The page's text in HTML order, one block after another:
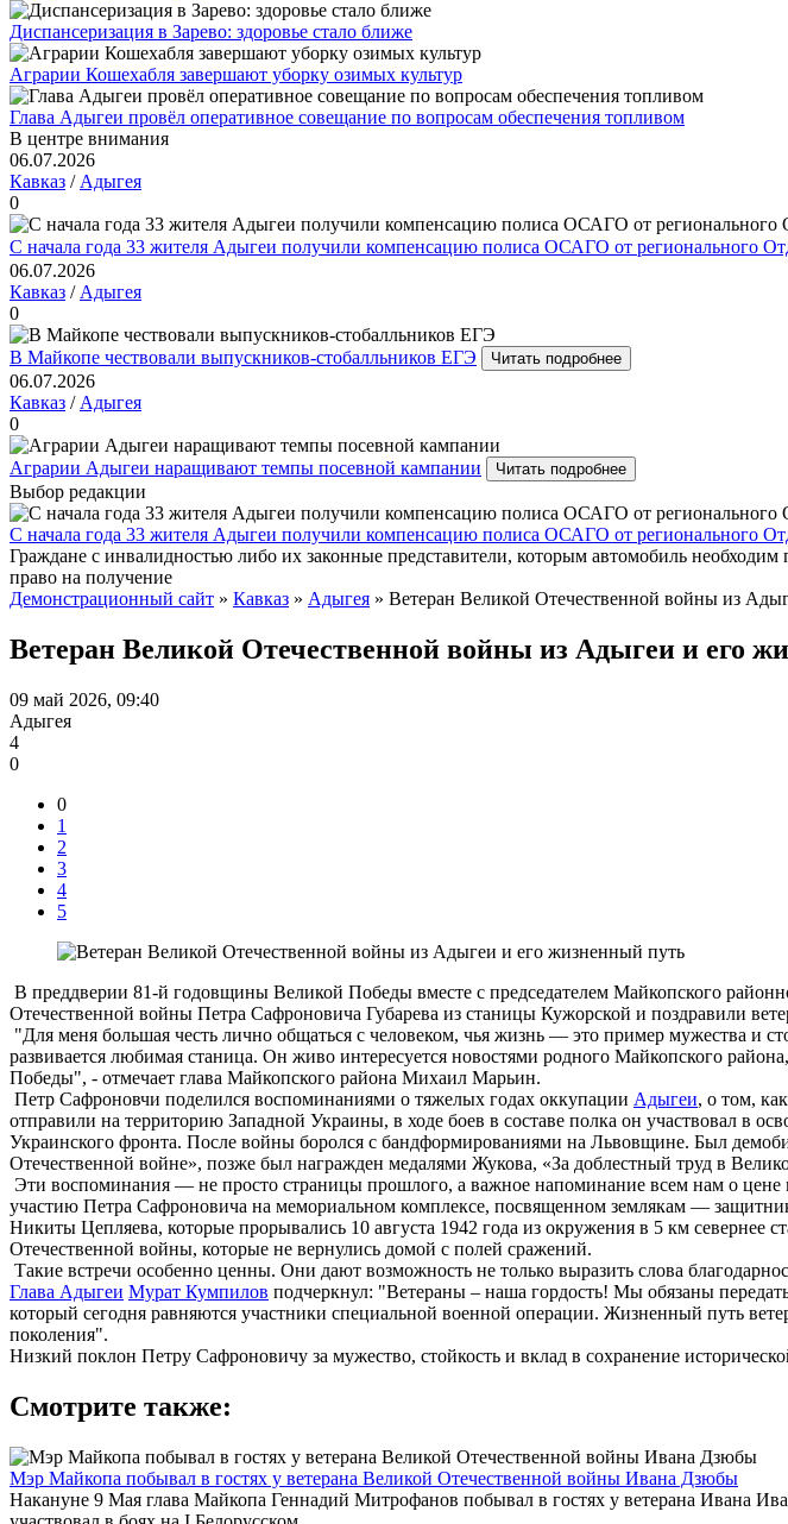
Диспансеризация в Зарево: здоровье стало ближе
Аграрии Кошехабля завершают уборку озимых культур
Глава Адыгеи провёл оперативное совещание по вопросам обеспечения топливом
В центре внимания
06.07.2026
Кавказ / Адыгея
0
С начала года 33 жителя Адыгеи получили компенсацию полиса ОСАГО от регионального
06.07.2026
Кавказ / Адыгея
0
В Майкопе чествовали выпускников-стобалльников ЕГЭ Читать подробнее
06.07.2026
Кавказ / Адыгея
0
Аграрии Адыгеи наращивают темпы посевной кампании Читать подробнее
Выбор редакции
С начала года 33 жителя Адыгеи получили компенсацию полиса ОСАГО от регионального
Граждане с инвалидностью либо их законные представители, которым автомобиль
право на получение
Демонстрационный сайт » Кавказ » Адыгея » Ветеран Великой Отечественной войны из
Ветеран Великой Отечественной войны из Адыгеи и его
09 май 2026, 09:40
Адыгея
4
0
0
1
2
3
4
5
В преддверии 81-й годовщины Великой Победы вместе с председателем Майкопского
Отечественной войны Петра Сафроновича Губарева из станицы Кужорской и поздравили
"Для меня большая честь лично общаться с человеком, чья жизнь — это пример мужества и
развивается любимая станица. Он живо интересуется новостями родного Майкопского
Победы", - отмечает глава Майкопского района Михаил Марьин.
Петр Сафроновчи поделился воспоминаниями о тяжелых годах оккупации Адыгеи, о том,
отправили на территорию Западной Украины, в ходе боев в составе полка он участвовал в
Украинского фронта. После войны боролся с бандформированиями на Львовщине. Был
Отечественной войне», позже был награжден медалями Жукова, «За доблестный труд в
Эти воспоминания — не просто страницы прошлого, а важное напоминание всем нам о
участию Петра Сафроновича на мемориальном комплексе, посвященном землякам —
Никиты Цепляева, которые прорывались 10 августа 1942 года из окружения в 5 км
Отечественной войны, которые не вернулись домой с полей сражений.
Такие встречи особенно ценны. Они дают возможность не только выразить слова
Глава Адыгеи Мурат Кумпилов подчеркнул: "Ветераны – наша гордость! Мы обязаны
который сегодня равняются участники специальной военной операции. Жизненный путь
поколения".
Низкий поклон Петру Сафроновичу за мужество, стойкость и вклад в сохранение
Смотрите также:
Мэр Майкопа побывал в гостях у ветерана Великой Отечественной войны Ивана Дзюбы
Накануне 9 Мая глава Майкопа Геннадий Митрофанов побывал в гостях у ветерана Ивана